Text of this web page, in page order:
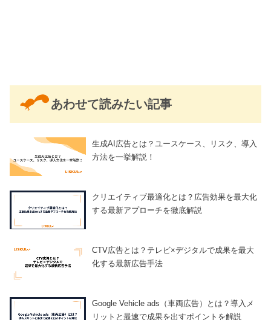
あわせて読みたい記事
生成AI広告とは？ユースケース、リスク、導入
方法を一挙解説！
クリエイティブ最適化とは？広告効果を最大化
する最新アプローチを徹底解説
CTV広告とは？テレビ×デジタルで成果を最大
化する最新広告手法
Google Vehicle ads（車両広告）とは？導入メ
リットと最速で成果を出すポイントを解説